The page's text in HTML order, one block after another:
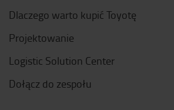
Dlaczego warto kupić Toyotę
Projektowanie
Logistic Solution Center
Dołącz do zespołu